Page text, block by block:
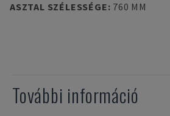
ASZTAL SZÉLESSÉGE: 760 MM
További információ